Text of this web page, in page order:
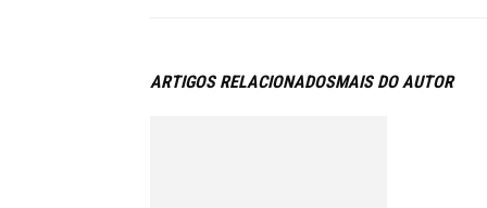
ARTIGOS RELACIONADOSMAIS DO AUTOR